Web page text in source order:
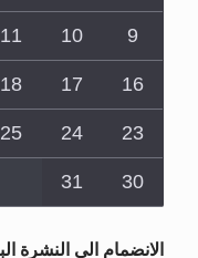
9
10
11
16
17
18
23
24
25
30
31
الانضمام الى النشرة